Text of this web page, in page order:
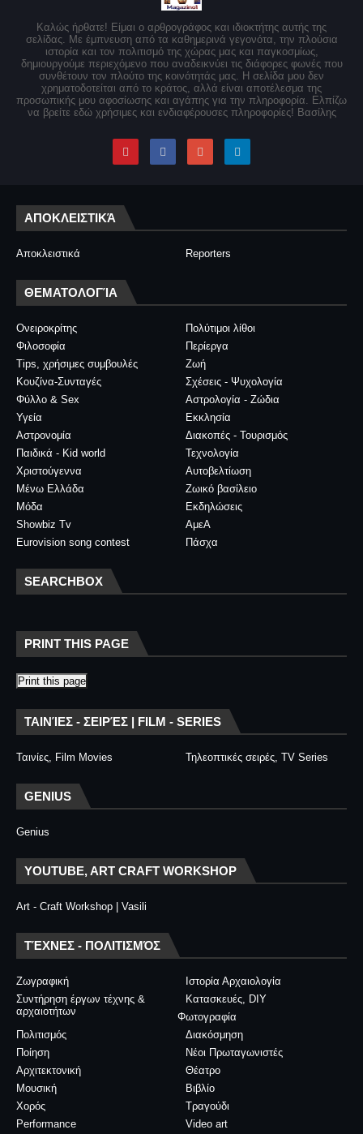
Καλώς ήρθατε! Είμαι ο αρθρογράφος και ιδιοκτήτης αυτής της
σελίδας. Με έμπνευση από τα καθημερινά γεγονότα, την πλούσια
ιστορία και τον πολιτισμό της χώρας μας και παγκοσμίως,
δημιουργούμε περιεχόμενο που αναδεικνύει τις διάφορες φωνές που
συνθέτουν τον πλούτο της κοινότητάς μας. Η σελίδα μου δεν
χρηματοδοτείται από το κράτος, αλλά είναι αποτέλεσμα της
προσωπικής μου αφοσίωσης και αγάπης για την πληροφορία. Ελπίζω
να βρείτε εδώ χρήσιμες και ενδιαφέρουσες πληροφορίες! Βασίλης
ΑΠΟΚΛΕΙΣΤΙΚΆ
Αποκλειστικά Reporters
ΘΕΜΑΤΟΛΟΓΊΑ
Ονειροκρίτης
Πολύτιμοι λίθοι
Φιλοσοφία
Περίεργα
Tips, χρήσιμες συμβουλές
Ζωή
Κουζίνα-Συνταγές
Σχέσεις - Ψυχολογία
Φύλλο & Sex
Αστρολογία - Ζώδια
Υγεία
Εκκλησία
Αστρονομία
Διακοπές - Τουρισμός
Παιδικά - Kid world
Τεχνολογία
Χριστούγεννα
Αυτοβελτίωση
Μένω Ελλάδα
Ζωικό βασίλειο
Μόδα
Εκδηλώσεις
Showbiz Tv
ΑμεΑ
Eurovision song contest
Πάσχα
SEARCHBOX
PRINT THIS PAGE
Print this page
ΤΑΙΝΊΕΣ - ΣΕΙΡΈΣ | FILM - SERIES
Ταινίες, Film Movies Τηλεοπτικές σειρές, TV Series
GENIUS
Genius
YOUTUBE, ART CRAFT WORKSHOP
Art - Craft Workshop | Vasili
ΤΈΧΝΕΣ - ΠΟΛΙΤΙΣΜΌΣ
Ζωγραφική
Ιστορία Αρχαιολογία
Συντήρηση έργων τέχνης &
αρχαιοτήτων
Κατασκευές, DIY
Φωτογραφία
Διακόσμηση
Πολιτισμός
Νέοι Πρωταγωνιστές
Ποίηση
Θέατρο
Αρχιτεκτονική
Βιβλίο
Μουσική
Τραγούδι
Χορός
Video art
Performance